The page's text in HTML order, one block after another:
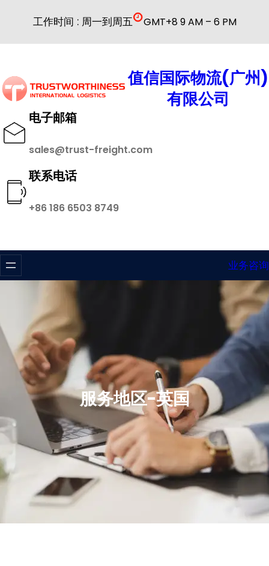
内
工作时间 : 周一到周五 GMT+8 9 AM – 6 PM
值信国际物流(广州)
有限公司
电子邮箱
sales@trust-freight.com
联系电话
+86 186 6503 8749
业务咨询
服务地区-英国